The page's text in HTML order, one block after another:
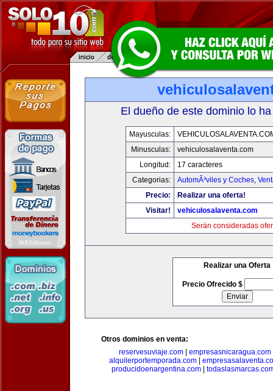
El dueño de este dominio lo
Mayusculas:
Minusculas:
vehiculosalaventa.com
Longitud:
17 caracteres
Categorias:
AutomÃ³viles y Coches,
Precio:
Realizar una oferta!
Visitar!
vehiculosalaventa.com
Serán consideradas
Realizar una Oferta
Precio Ofrecido $
Otros dominios en venta:
reservesuviaje.com| empresasnicaragua.com
alquilerportemporada.com
producidoenargentina.com|